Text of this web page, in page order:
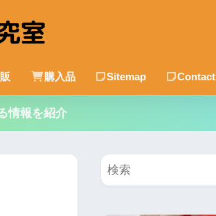
購入品 Sitemap Contact
情報を紹介